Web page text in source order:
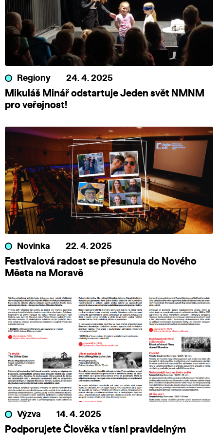
Regiony 24. 4. 2025
Mikuláš Minář odstartuje Jeden svět NMNM
pro veřejnost!
Novinka 22. 4. 2025
Festivalová radost se přesunula do Nového
Města na Moravě
Výzva 14. 4. 2025
Podporujete Člověka v tísni pravidelným